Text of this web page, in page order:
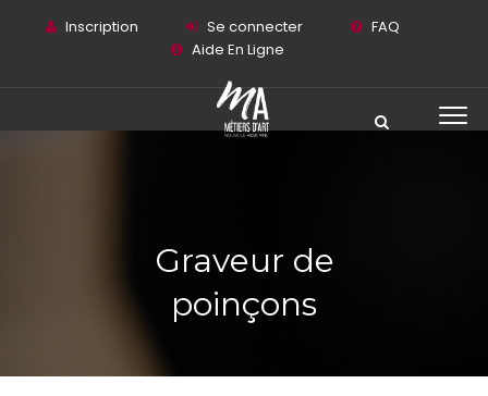
Inscription Se connecter
FAQ
Aide En Ligne
Graveur de
poinçons